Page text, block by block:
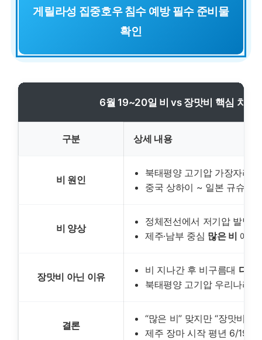
게릴라성 집중호우 침수 예방 필수 준비물
확인
6월 19~20일 비 vs 장맛비 핵심 차이
구분 상세 내용
비 원인
북태평양 고기압 가장자리
중국 상하이 ~ 일본 규슈 남
비 양상
정체전선에서 저기압 발달,
제주·남부 중심 많은 비 예보
장맛비 아닌 이유
비 지나간 후 비구름대 다시
북태평양 고기압 우리나라
결론
“많은 비” 맞지만 “장맛비”는
제주 장마 시작 평년 6/19보